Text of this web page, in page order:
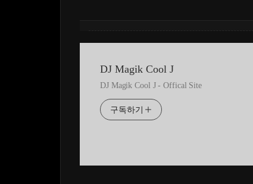
DJ Magik Cool J
DJ Magik Cool J - Offical Site
구독하기